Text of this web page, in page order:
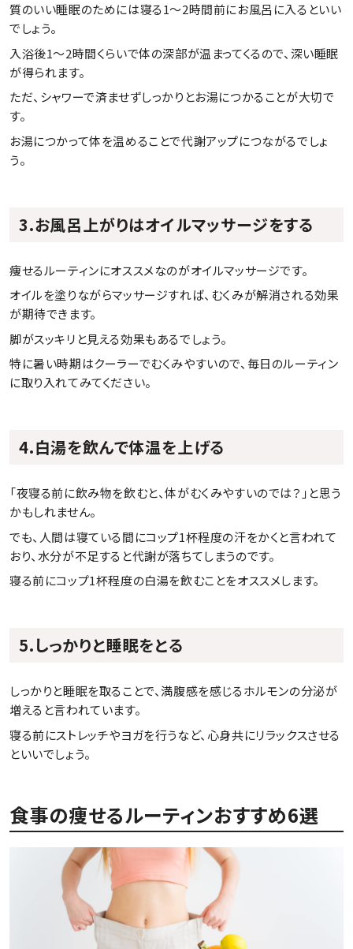
質のいい睡眠のためには寝る1～2時間前にお風呂に入るといい
でしょう。
入浴後1～2時間くらいで体の深部が温まってくるので、深い睡眠
が得られます。
ただ、シャワーで済ませずしっかりとお湯につかることが大切で
す。
お湯につかって体を温めることで代謝アップにつながるでしょ
う。
3.お風呂上がりはオイルマッサージをする
痩せるルーティンにオススメなのがオイルマッサージです。
オイルを塗りながらマッサージすれば、むくみが解消される効果
が期待できます。
脚がスッキリと見える効果もあるでしょう。
特に暑い時期はクーラーでむくみやすいので、毎日のルーティン
に取り入れてみてください。
4.白湯を飲んで体温を上げる
「夜寝る前に飲み物を飲むと、体がむくみやすいのでは？」と思う
かもしれません。
でも、人間は寝ている間にコップ1杯程度の汗をかくと言われて
おり、水分が不足すると代謝が落ちてしまうのです。
寝る前にコップ1杯程度の白湯を飲むことをオススメします。
5.しっかりと睡眠をとる
しっかりと睡眠を取ることで、満腹感を感じるホルモンの分泌が
増えると言われています。
寝る前にストレッチやヨガを行うなど、心身共にリラックスさせる
といいでしょう。
食事の痩せるルーティンおすすめ6選